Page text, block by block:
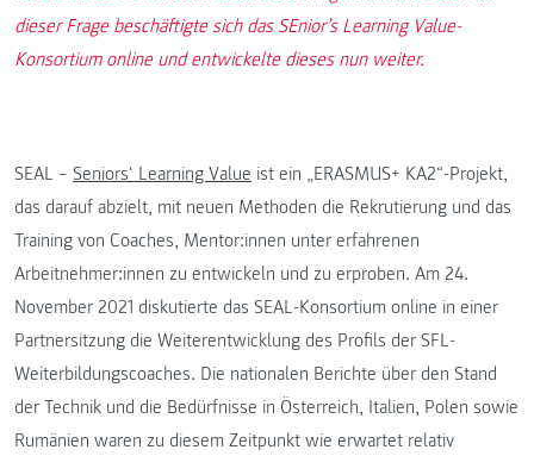
dieser Frage beschäftigte sich das SEnior’s Learning Value-
Konsortium online und entwickelte dieses nun weiter.
SEAL – Seniors‘ Learning Value ist ein „ERASMUS+ KA2“-Projekt,
das darauf abzielt, mit neuen Methoden die Rekrutierung und das
Training von Coaches, Mentor:innen unter erfahrenen
Arbeitnehmer:innen zu entwickeln und zu erproben. Am 24.
November 2021 diskutierte das SEAL-Konsortium online in einer
Partnersitzung die Weiterentwicklung des Profils der SFL-
Weiterbildungscoaches. Die nationalen Berichte über den Stand
der Technik und die Bedürfnisse in Österreich, Italien, Polen sowie
Rumänien waren zu diesem Zeitpunkt wie erwartet relativ